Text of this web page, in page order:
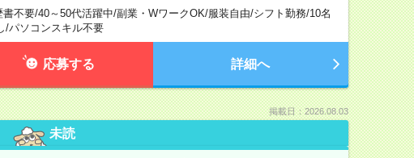
書不要/40～50代活躍中/副業・WワークOK/服装自由/シフト勤務/10名
/パソコンスキル不要
応募する 詳細へ
掲載日：2026.08.03
未読